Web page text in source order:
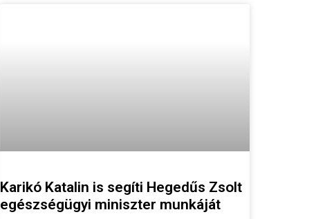
Karikó Katalin is segíti Hegedűs Zsolt
egészségügyi miniszter munkáját